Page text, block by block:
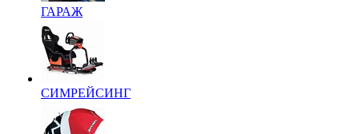
ГАРАЖ
СИМРЕЙСИНГ